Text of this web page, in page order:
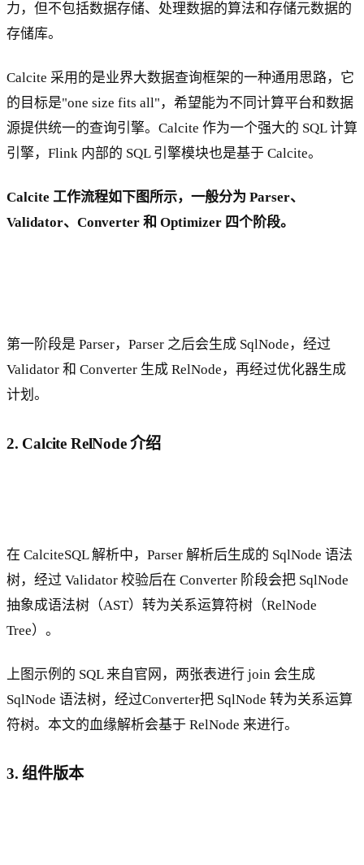
力，但不包括数据存储、处理数据的算法和存储元数据的
存储库。
Calcite 采用的是业界大数据查询框架的一种通用思路，它
的目标是"one size fits all"，希望能为不同计算平台和数据
源提供统一的查询引擎。Calcite 作为一个强大的 SQL 计算
引擎，Flink 内部的 SQL 引擎模块也是基于 Calcite。
Calcite 工作流程如下图所示，一般分为 Parser、
Validator、Converter 和 Optimizer 四个阶段。
第一阶段是 Parser，Parser 之后会生成 SqlNode，经过
Validator 和 Converter 生成 RelNode，再经过优化器生成
计划。
2. Calcite RelNode 介绍
在 CalciteSQL 解析中，Parser 解析后生成的 SqlNode 语法
树，经过 Validator 校验后在 Converter 阶段会把 SqlNode
抽象成语法树（AST）转为关系运算符树（RelNode
Tree）。
上图示例的 SQL 来自官网，两张表进行 join 会生成
SqlNode 语法树，经过Converter把 SqlNode 转为关系运算
符树。本文的血缘解析会基于 RelNode 来进行。
3. 组件版本